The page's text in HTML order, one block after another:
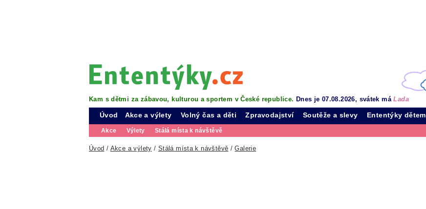
Kam s dětmi za zábavou, kulturou a sportem v České republice. Dnes je 07.08.2026, svátek máLada
Úvod Akce a výlety
Akce Výlety Stálá místa k návštěvě
Volný čas a děti Zpravodajství Soutěže a slevy Ententýky dětem
Úvod / Akce a výlety / Stálá místa k návštěvě /Galerie